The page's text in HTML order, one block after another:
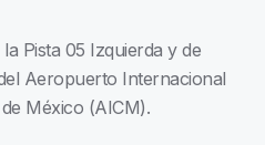
Pista 05 Izquierda y de
Aeropuerto Internacional
México (AICM).